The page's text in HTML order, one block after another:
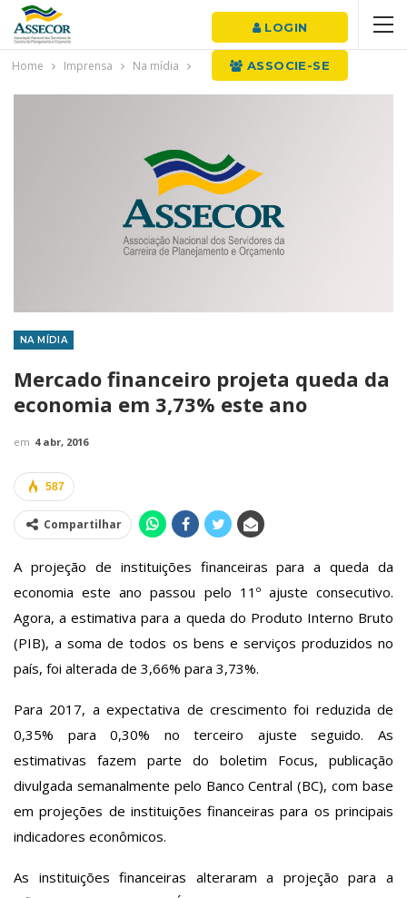
LOGIN
ASSOCIE-SE
Home Imprensa Na mídia
NA MÍDIA
Mercado financeiro projeta queda da
economia em 3,73% este ano
em 4 abr, 2016
587
Compartilhar
A projeção de instituições financeiras para a queda da
economia este ano passou pelo 11º ajuste consecutivo.
Agora, a estimativa para a queda do Produto Interno Bruto
(PIB), a soma de todos os bens e serviços produzidos no
país, foi alterada de 3,66% para 3,73%.
Para 2017, a expectativa de crescimento foi reduzida de
0,35% para 0,30% no terceiro ajuste seguido. As
estimativas fazem parte do boletim Focus, publicação
divulgada semanalmente pelo Banco Central (BC), com base
em projeções de instituições financeiras para os principais
indicadores econômicos.
As instituições financeiras alteraram a projeção para a